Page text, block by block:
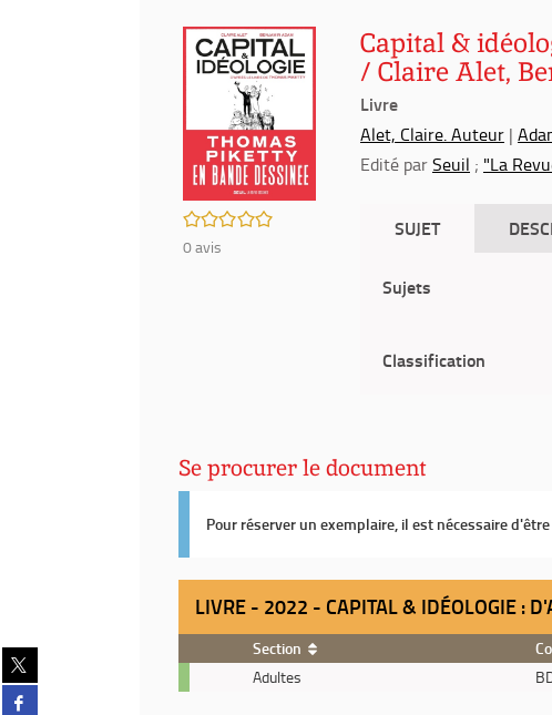
Partager
sur
twitter
Partager
/5
0avis
Capital &
/ Claire Alet,
Livre
Alet, Claire. Auteur |
Edité parSeuil ; "La
SUJET
Sujets
Classification
Se procurer le document
Pour réserver un exemplaire, il est nécessaire
LIVRE - 2022 - CAPITAL & IDÉOLOGIE :
-
Section
Adultes